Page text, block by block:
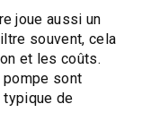
joue aussi un
souvent, cela
et lescoûts.
sont
typique de